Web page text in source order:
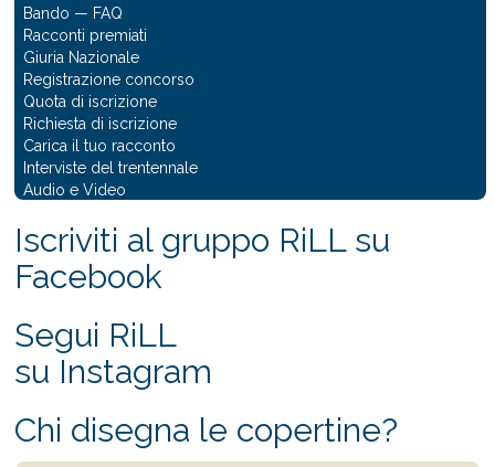
Bando — FAQ
Racconti premiati
Giuria Nazionale
Registrazione concorso
Quota di iscrizione
Richiesta di iscrizione
Carica il tuo racconto
Interviste del trentennale
Audio e Video
Iscriviti al gruppo RiLL su
Facebook
Segui RiLL
su Instagram
Chi disegna le copertine?